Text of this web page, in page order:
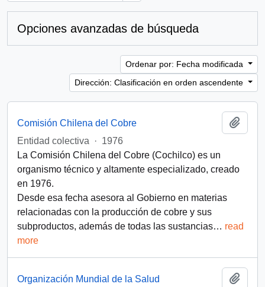
Opciones avanzadas de búsqueda
Ordenar por: Fecha modificada
Dirección: Clasificación en orden ascendente
Comisión Chilena del Cobre
Entidad colectiva
· 1976
La Comisión Chilena del Cobre (Cochilco) es un
organismo técnico y altamente especializado, creado
en 1976.​
Desde esa fecha asesora al Gobierno en materias
relacionadas con la producción de cobre y sus
subproductos, además de todas las sustancias… read
more
Organización Mundial de la Salud